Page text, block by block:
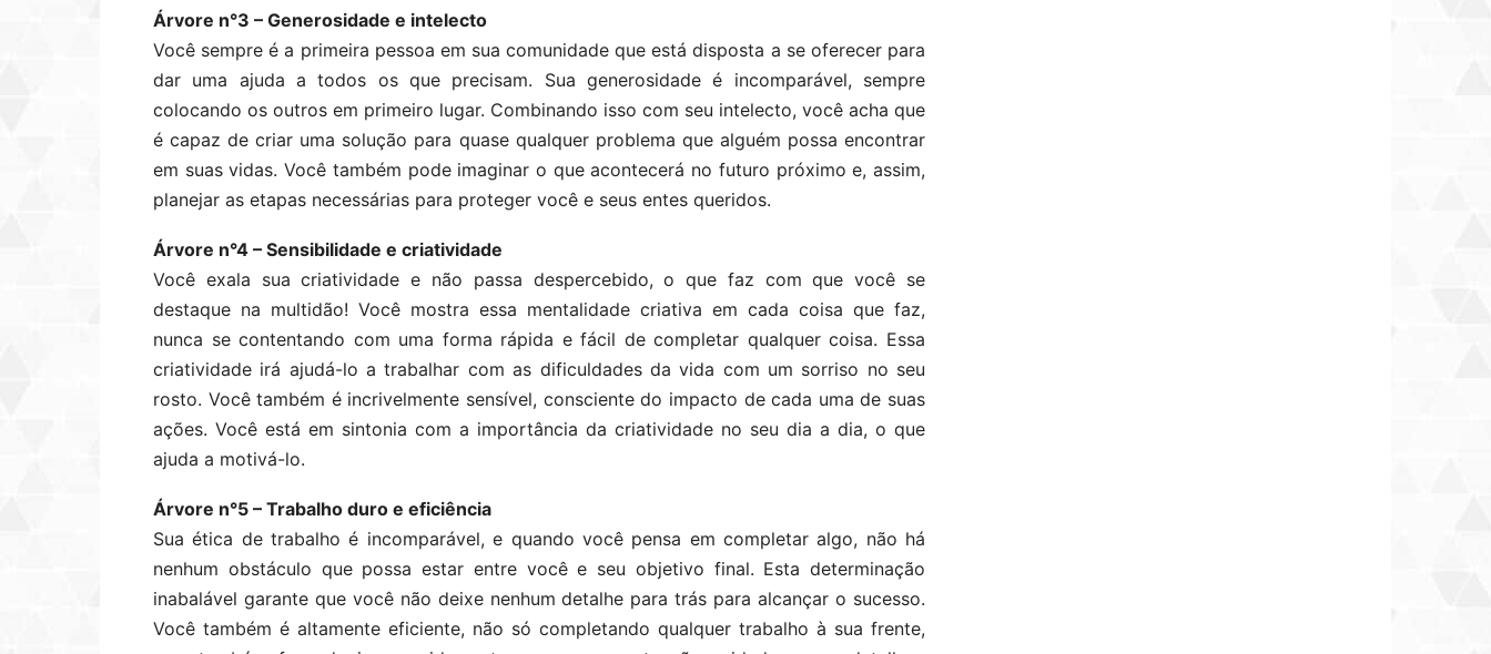
Árvore n°3 – Generosidade e intelecto
Você sempre é a primeira pessoa em sua comunidade que está disposta a se oferecer para
dar uma ajuda a todos os que precisam. Sua generosidade é incomparável, sempre
colocando os outros em primeiro lugar. Combinando isso com seu intelecto, você acha que
é capaz de criar uma solução para quase qualquer problema que alguém possa encontrar
em suas vidas. Você também pode imaginar o que acontecerá no futuro próximo e, assim,
planejar as etapas necessárias para proteger você e seus entes queridos.
Árvore n°4 – Sensibilidade e criatividade
Você exala sua criatividade e não passa despercebido, o que faz com que você se
destaque na multidão! Você mostra essa mentalidade criativa em cada coisa que faz,
nunca se contentando com uma forma rápida e fácil de completar qualquer coisa. Essa
criatividade irá ajudá-lo a trabalhar com as dificuldades da vida com um sorriso no seu
rosto. Você também é incrivelmente sensível, consciente do impacto de cada uma de suas
ações. Você está em sintonia com a importância da criatividade no seu dia a dia, o que
ajuda a motivá-lo.
Árvore n°5 – Trabalho duro e eficiência
Sua ética de trabalho é incomparável, e quando você pensa em completar algo, não há
nenhum obstáculo que possa estar entre você e seu objetivo final. Esta determinação
inabalável garante que você não deixe nenhum detalhe para trás para alcançar o sucesso.
Você também é altamente eficiente, não só completando qualquer trabalho à sua frente,